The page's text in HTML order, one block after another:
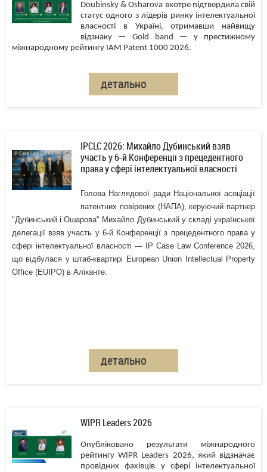
Doubinsky & Osharova вкотре підтвердила свій
статус одного з лідерів ринку інтелектуальної
власності в Україні, отримавши найвищу
відзнаку — Gold band — у престижному
міжнародному рейтингу IAM Patent 1000 2026.
детально
IPCLC 2026: Михайло Дубинський взяв
участь у 6-й Конференції з прецедентного
права у сфері інтелектуальної власності
Голова Наглядової ради Національної асоціації
патентних повірених (НАПА), керуючий партнер
"Дубинський і Ошарова" Михайло Дубинський у складі української
делегації взяв участь у 6-й Конференції з прецедентного права у
сфері інтелектуальної власності — IP Case Law Conference 2026,
що відбулася у штаб-квартирі European Union Intellectual Property
Office (EUIPO) в Аліканте.
детально
WIPR Leaders 2026
Опубліковано результати міжнародного
рейтингу WIPR Leaders 2026, який відзначає
провідних фахівців у сфері інтелектуальної